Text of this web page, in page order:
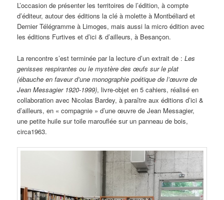
L’occasion de présenter les territoires de l’édition, à compte
d’éditeur, autour des éditions la clé à molette à Montbéliard et
Dernier Télégramme à Limoges, mais aussi la micro édition avec
les éditions Furtives et d’ici & d’ailleurs, à Besançon.
La rencontre s’est terminée par la lecture d’un extrait de :Les
genisses respirantes ou le mystère des œufs sur le plat
(ébauche en faveur d’une monographie poétique de l’œuvre de
Jean Messagier 1920-1999), livre-objet en 5 cahiers, réalisé en
collaboration avec Nicolas Bardey, à paraître aux éditions d’ici &
d’ailleurs, en « compagnie » d’une œuvre de Jean Messagier,
une petite huile sur toile marouflée sur un panneau de bois,
circa1963.